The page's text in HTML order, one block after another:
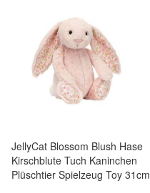
JellyCat Blossom Blush Hase
Kirschblute Tuch Kaninchen
Plüschtier Spielzeug Toy 31cm